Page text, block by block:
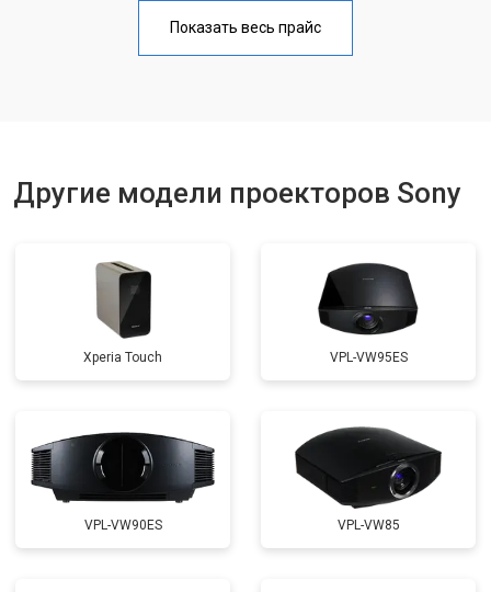
Показать весь прайс
Другие модели проекторов Sony
Xperia Touch VPL-VW95ES
VPL-VW90ES VPL-VW85